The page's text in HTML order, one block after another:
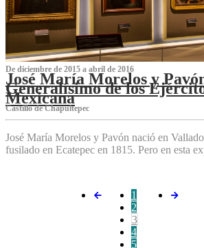
De diciembre de 2015 a abril de 2016
José María Morelos y
Generalísimo de los
Mexicana
C‌astillo de Chapultepec
José María Morelos y Pavón nació en
fusilado en Ecatepec en 1815. Pero en esta
1
2
3
4
5